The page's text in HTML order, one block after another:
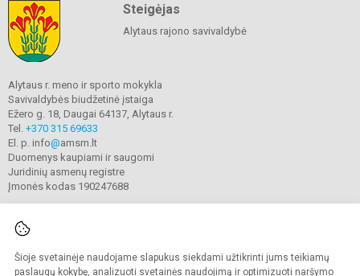
Šioje svetainėje naudojame slapukus siekdami užtikrinti jums teikiamų
paslaugų kokybę, analizuoti svetainės naudojimą ir optimizuoti naršymo
Steigėjas
Alytaus rajono savivaldybė
Alytaus r. meno ir sporto mokykla
Savivaldybės biudžetinė įstaiga
Ežero g. 18, Daugai 64137, Alytaus r.
Tel. +370 315 69633
El. p. info@amsm.lt
Duomenys kaupiami ir saugomi
Juridinių asmenų registre
Įmonės kodas 190247688
© 2020. Alytaus r. meno ir sporto mokykla. Visos teisės saugomos.
Kopijuoti turinį be raštiško mokyklos sutikimo griežtai draudžiama.